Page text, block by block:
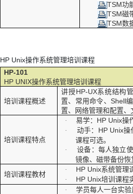
TSM功
TSM磁
TSM数
HP Unix操作系统管理培训课程
HP-101
HP UNIX操作系统管理培训课程
培训课程概述
讲授HP-UX系统结构
置、常用命令、 Shell
置、网络管理和配置
培训课程特点
· 易学： HP Unix操
· 动手： HP Unix操
课程可选。
·
设备：每人独立
镜像、磁带备份
培训课程教材
· HP Unix系统管理
· HP Unix培训课程
· 学员每人一台实验